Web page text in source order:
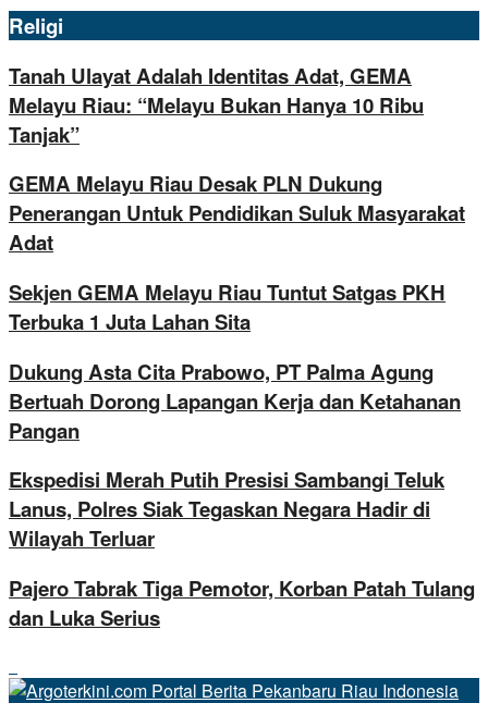
Religi
Tanah Ulayat Adalah Identitas Adat, GEMA
Melayu Riau: “Melayu Bukan Hanya 10 Ribu
Tanjak”
GEMA Melayu Riau Desak PLN Dukung
Penerangan Untuk Pendidikan Suluk Masyarakat
Adat
Sekjen GEMA Melayu Riau Tuntut Satgas PKH
Terbuka 1 Juta Lahan Sita
Dukung Asta Cita Prabowo, PT Palma Agung
Bertuah Dorong Lapangan Kerja dan Ketahanan
Pangan
Ekspedisi Merah Putih Presisi Sambangi Teluk
Lanus, Polres Siak Tegaskan Negara Hadir di
Wilayah Terluar
Pajero Tabrak Tiga Pemotor, Korban Patah Tulang
dan Luka Serius